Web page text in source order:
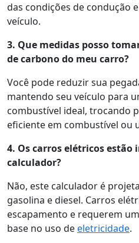
das condições de condução
veículo.
3. Que medidas posso
de carbono do meu carro?
Você pode reduzir sua
mantendo seu veículo para
combustível ideal, trocando
eficiente em combustível ou
4. Os carros elétricos estão
calculador?
Não, este calculador é
gasolina e diesel. Carros
escapamento e requerem
base no uso deeletricidade.